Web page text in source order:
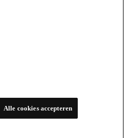
Alle cookies accepteren